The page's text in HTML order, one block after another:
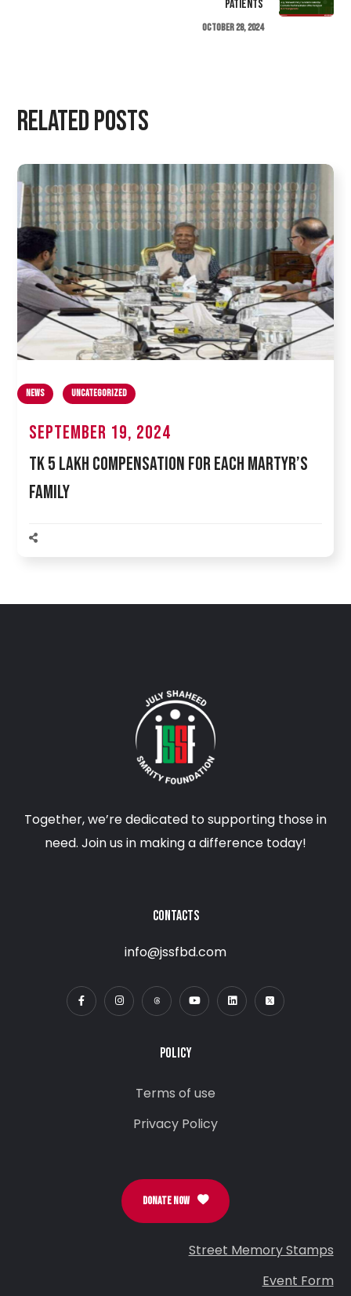
Patients
October 28, 2024
Related Posts
News Uncategorized
September 19, 2024
Tk 5 Lakh Compensation for Each Martyr’s
Family
Together, we’re dedicated to supporting those in
need. Join us in making a difference today!
CONTACTS
info@jssfbd.com
POLICY
Terms of use
Privacy Policy
DONATE NOW
Street Memory Stamps
Event Form